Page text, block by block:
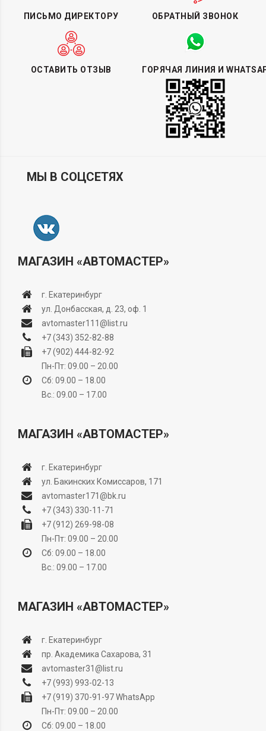
ПИСЬМО ДИРЕКТОРУ ОБРАТНЫЙ ЗВОНОК
ОСТАВИТЬ ОТЗЫВ ГОРЯЧАЯ ЛИНИЯ И
МЫ В СОЦСЕТЯХ
МАГАЗИН «АВТОМАСТЕР»
г. Екатеринбург
ул. Донбасская, д. 23, оф. 1
avtomaster111@list.ru
+7 (343) 352-82-88
+7 (902) 444-82-92
Пн-Пт: 09.00 – 20.00
Сб: 09.00 – 18.00
Вс.: 09.00 – 17.00
МАГАЗИН «АВТОМАСТЕР»
г. Екатеринбург
ул. Бакинских Комиссаров, 171
avtomaster171@bk.ru
+7 (343) 330-11-71
+7 (912) 269-98-08
Пн-Пт: 09.00 – 20.00
Сб: 09.00 – 18.00
Вс.: 09.00 – 17.00
МАГАЗИН «АВТОМАСТЕР»
г. Екатеринбург
пр. Академика Сахарова, 31
avtomaster31@list.ru
+7 (993) 993-02-13
+7 (919) 370-91-97WhatsApp
Пн-Пт: 09.00 – 20.00
Сб: 09.00 – 18.00